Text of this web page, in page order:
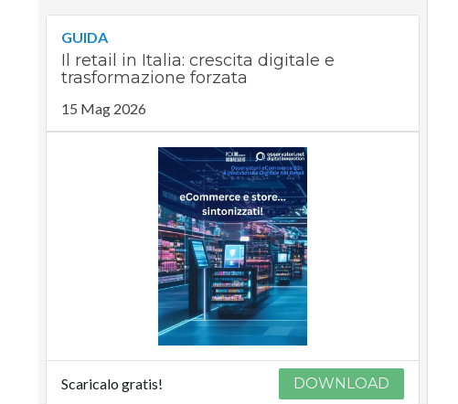
GUIDA
Il retail in Italia: crescita digitale e
trasformazione forzata
15 Mag 2026
Scaricalo gratis! DOWNLOAD